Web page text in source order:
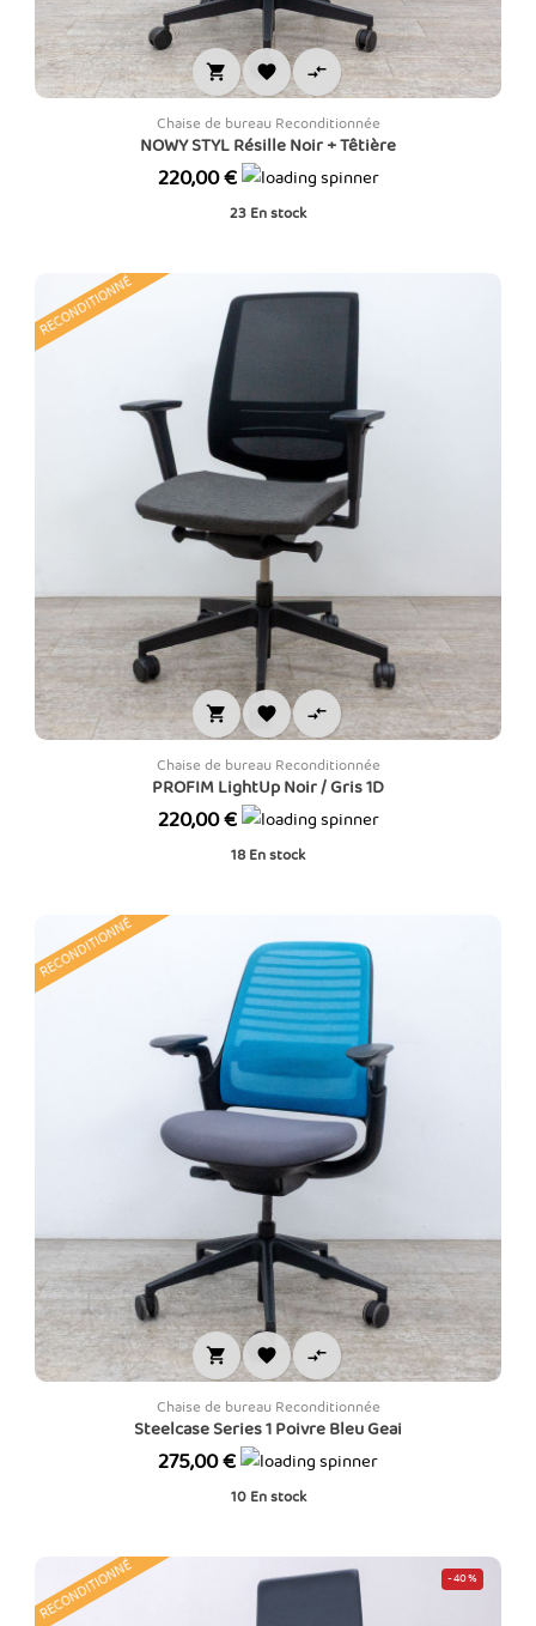
  
Chaise de bureau Reconditionnée
NOWY STYL Résille Noir + Têtière
Prix
220,00 €
23 En stock
RECONDITIONNÉ
  
Chaise de bureau Reconditionnée
PROFIM LightUp Noir / Gris 1D
Prix
220,00 €
18 En stock
RECONDITIONNÉ
  
Chaise de bureau Reconditionnée
Steelcase Series 1 Poivre Bleu Geai
Prix
275,00 €
10 En stock
RECONDITIONNÉ -40%